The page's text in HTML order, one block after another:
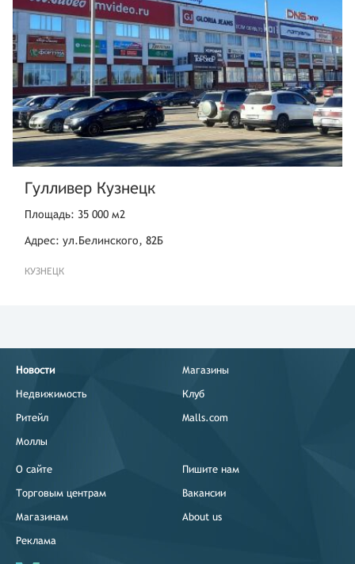
Гулливер Кузнецк
Площадь: 35 000 м2
Адрес: ул.Белинского, 82Б
КУЗНЕЦК
Новости
Недвижимость
Ритейл
Моллы
Магазины
Клуб
Malls.com
О сайте
Торговым центрам
Магазинам
Реклама
Пишите нам
Вакансии
About us